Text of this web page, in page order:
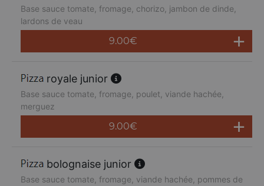
Base sauce tomate, fromage, chorizo, jambon de dinde,
lardons de veau
9.00€
royale junior
Base sauce tomate, fromage, poulet, viande hachée,
merguez
9.00€
bolognaise junior
Base sauce tomate, fromage, viande hachée, pommes de